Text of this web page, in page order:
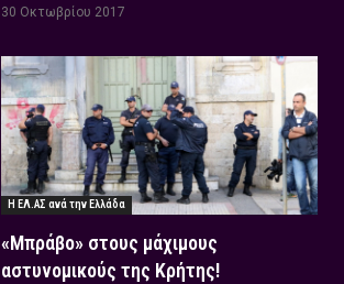
30 Οκτωβρίου 2017
Η ΕΛ.ΑΣ ανά την Ελλάδα
«Μπράβο» στους μάχιμους
αστυνομικούς της Κρήτης!